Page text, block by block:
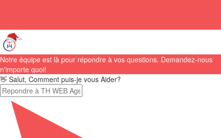
Notre équipe est là pour répondre à vos questions. Demandez-nous
n'importe quoi!
👋 Salut, Comment puis-je vous Aider?